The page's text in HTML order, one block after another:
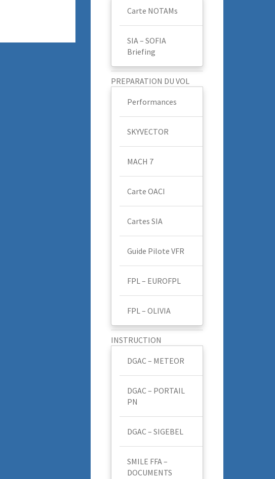
Carte NOTAMs
SIA – SOFIA
Briefing
PREPARATION DU VOL
Performances
SKYVECTOR
MACH 7
Carte OACI
Cartes SIA
Guide Pilote VFR
FPL – EUROFPL
FPL – OLIVIA
INSTRUCTION
DGAC – METEOR
DGAC – PORTAIL
PN
DGAC – SIGEBEL
SMILE FFA –
DOCUMENTS